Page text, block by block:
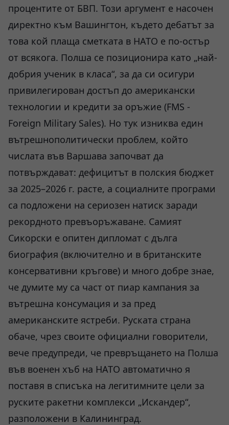
процентите от БВП. Този аргумент е насочен
директно към Вашингтон, където дебатът за
това кой плаща сметката в НАТО е по-остър
от всякога. Полша се позиционира като „най-
добрия ученик в класа“, за да си осигури
привилегирован достъп до американски
технологии и кредити за оръжие (FMS -
Foreign Military Sales). Но тук изниква един
вътрешнополитически проблем, който
числата във Варшава започват да
потвърждават: дефицитът в полския бюджет
за 2025–2026 г. расте, а социалните програми
са подложени на сериозен натиск заради
рекордното превъоръжаване. Самият
Сикорски е опитен дипломат с дълга
биография (включително и в британските
консервативни кръгове) и много добре знае,
че думите му са част от пиар кампания за
вътрешна консумация и за пред
американските ястреби. Руската страна
обаче, чрез своите официални говорители,
вече предупреди, че превръщането на Полша
във военен хъб на НАТО автоматично я
поставя в списъка на легитимните цели за
руските ракетни комплекси „Искандер“,
разположени в Калининград.